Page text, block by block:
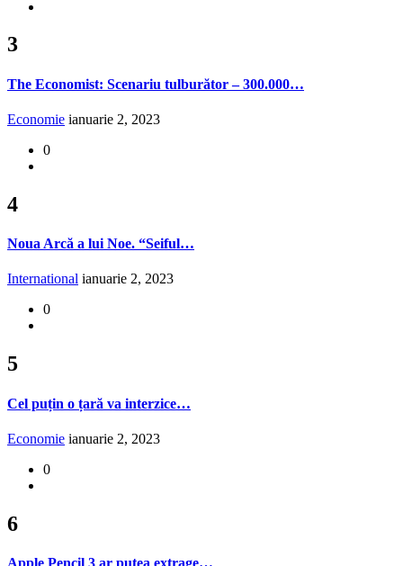
3
The Economist: Scenariu tulburător – 300.000…
Economie ianuarie 2, 2023
0
4
Noua Arcă a lui Noe. “Seiful…
International ianuarie 2, 2023
0
5
Cel puțin o țară va interzice…
Economie ianuarie 2, 2023
0
6
Apple Pencil 3 ar putea extrage…